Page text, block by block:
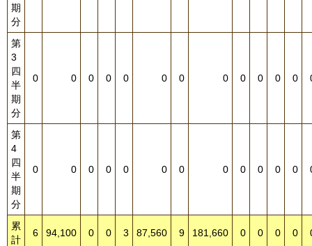
期
分
第
3
四
半
期
分
0 0 0 0 0 0 0 0 0 0 0 0
第
4
四
半
期
分
0 0 0 0 0 0 0 0 0 0 0 0
累
計
6 94,100 0 0 3 87,560 9 181,660 0 0 0 0